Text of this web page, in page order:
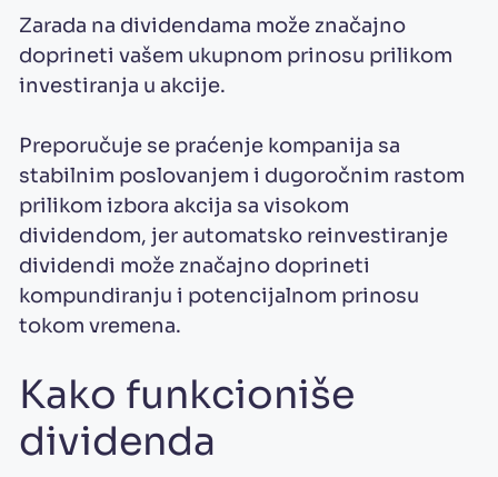
Zarada na dividendama može značajno
doprineti vašem ukupnom prinosu prilikom
investiranja u akcije.
Preporučuje se praćenje kompanija sa
stabilnim poslovanjem i dugoročnim rastom
prilikom izbora akcija sa visokom
dividendom, jer automatsko reinvestiranje
dividendi može značajno doprineti
kompundiranju i potencijalnom prinosu
tokom vremena.
Kako funkcioniše
dividenda